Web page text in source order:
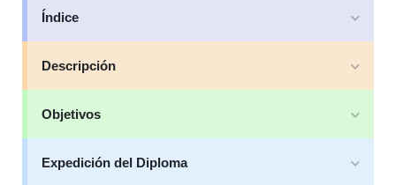
Índice
Descripción
Objetivos
Expedición del Diploma